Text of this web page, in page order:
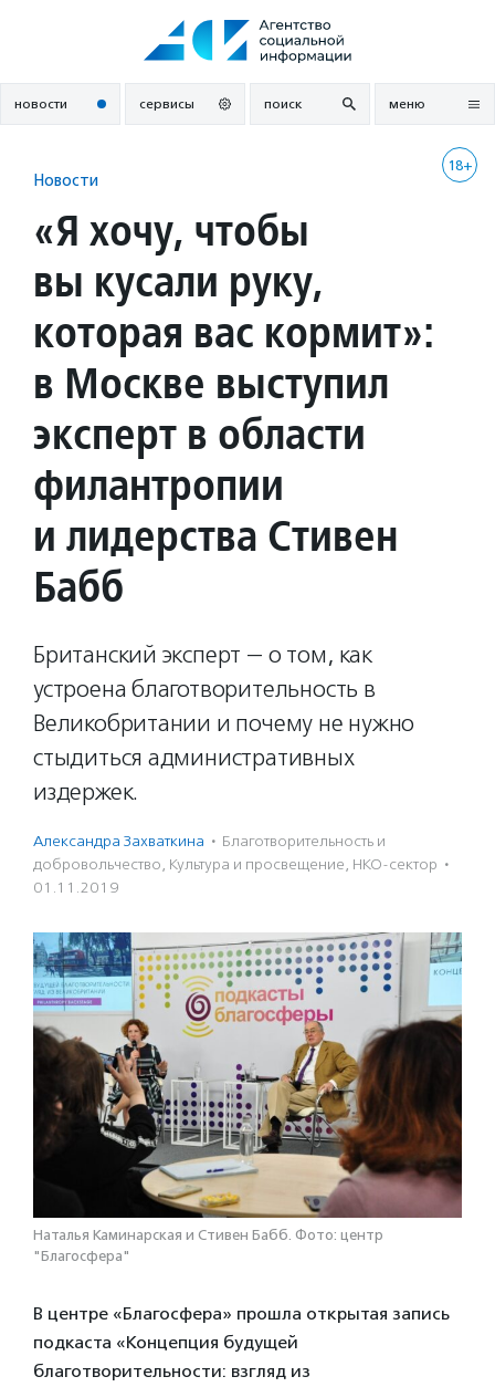
новости сервисы поиск меню
18+
Новости
«Я хочу, чтобы
вы кусали руку,
которая вас кормит»:
в Москве выступил
эксперт в области
филантропии
и лидерства Стивен
Бабб
Британский эксперт — о том, как
устроена благотворительность в
Великобритании и почему не нужно
стыдиться административных
издержек.
Александра Захваткина · Благотвори­тель­ность и
доброволь­чест­во, Культура и просвещение, НКО-сектор ·
01.11.2019
Наталья Каминарская и Стивен Бабб. Фото: центр
"Благосфера"
В центре «Благосфера» прошла открытая запись
подкаста «Концепция будущей
благотворительности: взгляд из